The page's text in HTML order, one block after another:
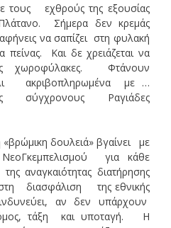
τους εχθρούς της εξουσίας
Σήμερα δεν κρεμάς
να σαπίζει στη φυλακή
πείνας. Και δε χρειάζεται να
χωροφύλακες. Φτάνουν
ακριβοπληρωμένα με …
Ραγιάδες
δουλειά» βγαίνει με
για κάθε
αναγκαιότητας διατήρησης
διασφάλιση της εθνικής
αν δεν υπάρχουν
τάξη και υποταγή. Η